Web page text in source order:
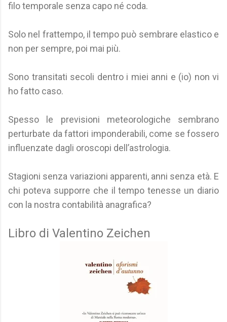
filo temporale senza capo né coda.
Solo nel frattempo, il tempo può sembrare elastico e
non per sempre, poi mai più.
Sono transitati secoli dentro i miei anni e (io) non vi
ho fatto caso.
Spesso le previsioni meteorologiche sembrano
perturbate da fattori imponderabili, come se fossero
influenzate dagli oroscopi dell’astrologia.
Stagioni senza variazioni apparenti, anni senza età. E
chi poteva supporre che il tempo tenesse un diario
con la nostra contabilità anagrafica?
Libro di Valentino Zeichen